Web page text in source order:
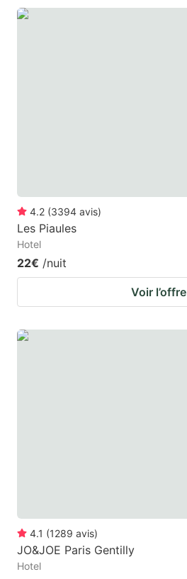
4.2 (3394 avis)
Les Piaules
Hotel
22€ /nuit
Voir l’offre
4.1 (1289 avis)
JO&JOE Paris Gentilly
Hotel